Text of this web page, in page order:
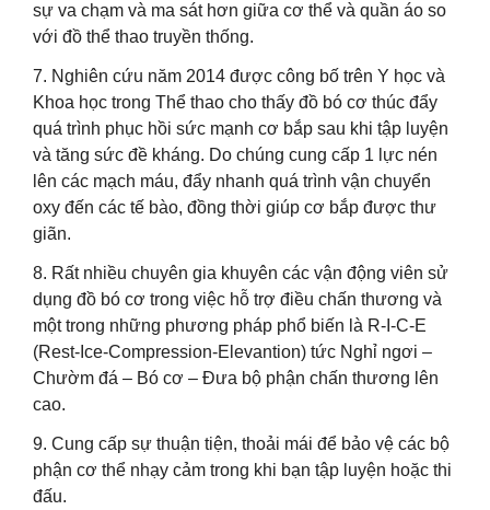
sự va chạm và ma sát hơn giữa cơ thể và quần áo so
với đồ thể thao truyền thống.
7. Nghiên cứu năm 2014 được công bố trên Y học và
Khoa học trong Thể thao cho thấy đồ bó cơ thúc đẩy
quá trình phục hồi sức mạnh cơ bắp sau khi tập luyện
và tăng sức đề kháng. Do chúng cung cấp 1 lực nén
lên các mạch máu, đẩy nhanh quá trình vận chuyển
oxy đến các tế bào, đồng thời giúp cơ bắp được thư
giãn.
8. Rất nhiều chuyên gia khuyên các vận động viên sử
dụng đồ bó cơ trong việc hỗ trợ điều chấn thương và
một trong những phương pháp phổ biến là R-I-C-E
(Rest-Ice-Compression-Elevantion) tức Nghỉ ngơi –
Chườm đá – Bó cơ – Đưa bộ phận chấn thương lên
cao.
9. Cung cấp sự thuận tiện, thoải mái để bảo vệ các bộ
phận cơ thể nhạy cảm trong khi bạn tập luyện hoặc thi
đấu.